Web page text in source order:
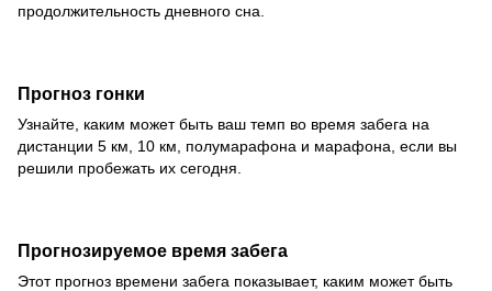
продолжительность дневного сна.
Прогноз гонки
Узнайте, каким может быть ваш темп во время забега на
дистанции 5 км, 10 км, полумарафона и марафона, если вы
решили пробежать их сегодня.
Прогнозируемое время забега
Этот прогноз времени забега показывает, каким может быть